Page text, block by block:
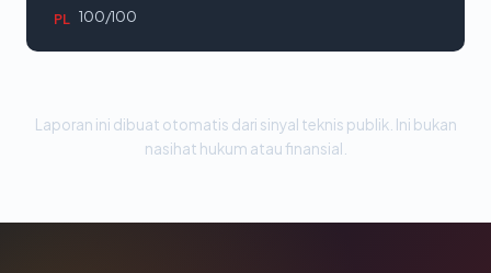
PL 100/100
Laporan ini dibuat otomatis dari sinyal teknis publik. Ini bukan
nasihat hukum atau finansial.